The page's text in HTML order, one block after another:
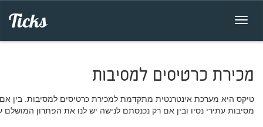
Ticks
מכירת כרטיסים למסיבות
טיקס היא מערכת אינטרנטית מתקדמת למכירת כרטיסים למסיבות. בין
מסיבות עתירי נסיו ובין אם רק נכנסתם לנישה יש לנו את הפתרון המושלם